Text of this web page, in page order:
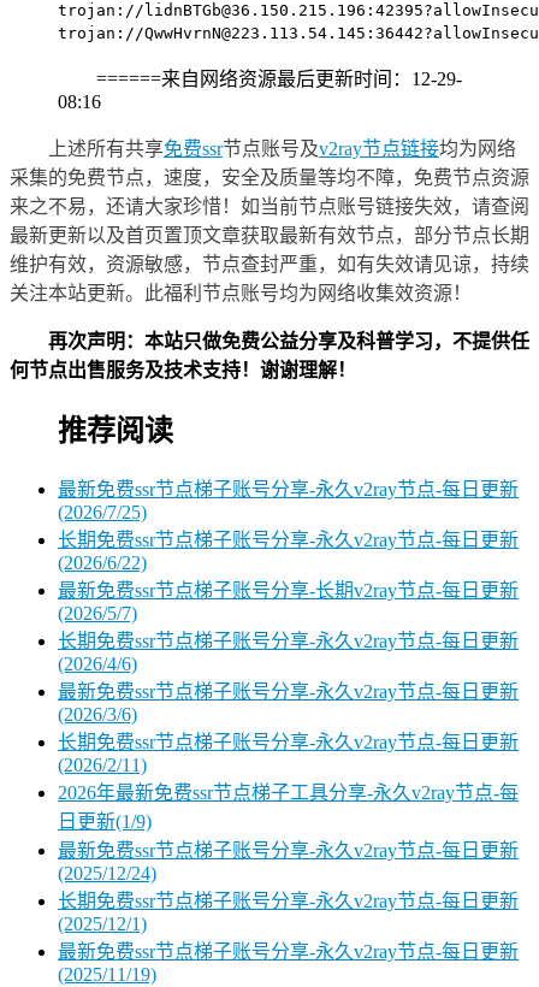
trojan:// lidnBTGb@36.150.215.196
trojan://QwwHvrnN@223.113.54.145
======来自网络资源最后更新时间：12-29-
08:16
上述所有共享免费ssr节点账号及v2ray节点链接均为网络
采集的免费节点，速度，安全及质量等均不障，免费节点资源
来之不易，还请大家珍惜！如当前节点账号链接失效，请查阅
最新更新以及首页置顶文章获取最新有效节点，部分节点长期
维护有效，资源敏感，节点查封严重，如有失效请见谅，持续
关注本站更新。此福利节点账号均为网络收集效资源！
再次声明：本站只做免费公益分享及科普学习，不提供任
何节点出售服务及技术支持！谢谢理解！
推荐阅读
最新免费ssr节点梯子账号分享-永久v2ray节点-每日更新
(2026/7/25)
长期免费ssr节点梯子账号分享-永久v2ray节点-每日更新
(2026/6/22)
最新免费ssr节点梯子账号分享-长期v2ray节点-每日更新
(2026/5/7)
长期免费ssr节点梯子账号分享-永久v2ray节点-每日更新
(2026/4/6)
最新免费ssr节点梯子账号分享-永久v2ray节点-每日更新
(2026/3/6)
长期免费ssr节点梯子账号分享-永久v2ray节点-每日更新
(2026/2/11)
2026年最新免费ssr节点梯子工具分享-永久v2ray节点-每
日更新(1/9)
最新免费ssr节点梯子账号分享-永久v2ray节点-每日更新
(2025/12/24)
长期免费ssr节点梯子账号分享-永久v2ray节点-每日更新
(2025/12/1)
最新免费ssr节点梯子账号分享-永久v2ray节点-每日更新
(2025/11/19)